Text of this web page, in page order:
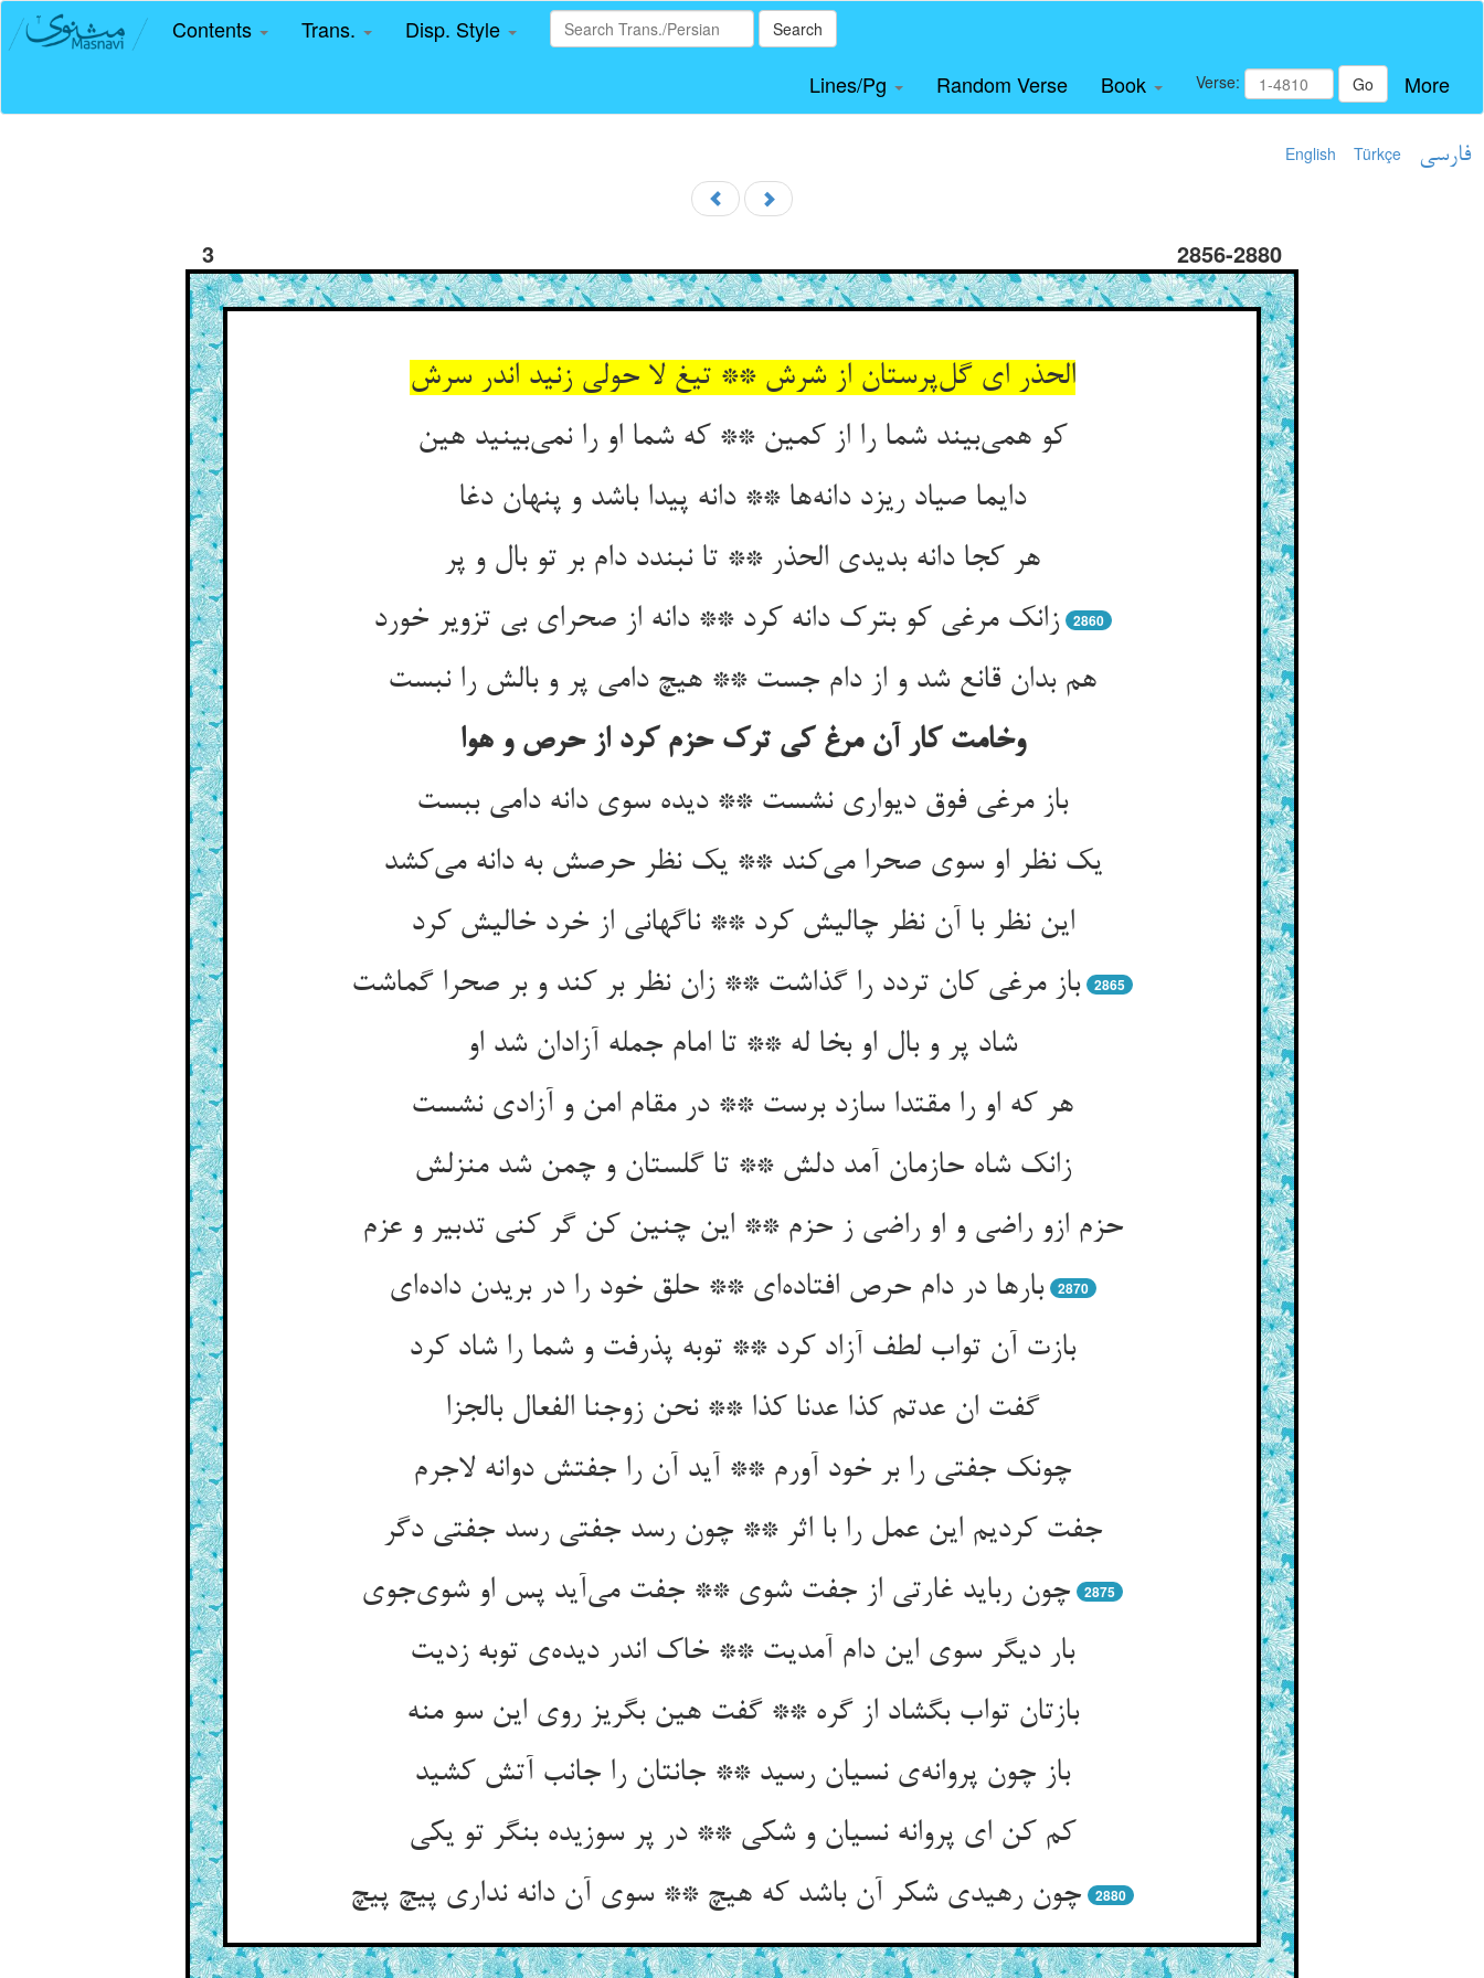
Contents Trans. Disp. Style Search
Lines/Pg Random Verse Book Verse: Go More
English Türkçe فارسی
3 2856-2880
الحذر ای گل‌پرستان از شرش ** تیغ لا حولی زنید اندر سرش
کو همی‌بیند شما را از کمین ** که شما او را نمی‌بینید هین
دایما صیاد ریزد دانه‌ها ** دانه پیدا باشد و پنهان دغا
هر کجا دانه بدیدی الحذر ** تا نبندد دام بر تو بال و پر
زانک مرغی کو بترک دانه کرد ** دانه از صحرای بی تزویر خورد
2860
هم بدان قانع شد و از دام جست ** هیچ دامی پر و بالش را نبست
وخامت کار آن مرغ کی ترک حزم کرد از حرص و هوا
باز مرغی فوق دیواری نشست ** دیده سوی دانه دامی ببست
یک نظر او سوی صحرا می‌کند ** یک نظر حرصش به دانه می‌کشد
این نظر با آن نظر چالیش کرد ** ناگهانی از خرد خالیش کرد
باز مرغی کان تردد را گذاشت ** زان نظر بر کند و بر صحرا گماشت
2865
شاد پر و بال او بخا له ** تا امام جمله آزادان شد او
هر که او را مقتدا سازد برست ** در مقام امن و آزادی نشست
زانک شاه حازمان آمد دلش ** تا گلستان و چمن شد منزلش
حزم ازو راضی و او راضی ز حزم ** این چنین کن گر کنی تدبیر و عزم
بارها در دام حرص افتاده‌ای ** حلق خود را در بریدن داده‌ای
2870
بازت آن تواب لطف آزاد کرد ** توبه پذرفت و شما را شاد کرد
گفت ان عدتم کذا عدنا کذا ** نحن زوجنا الفعال بالجزا
چونک جفتی را بر خود آورم ** آید آن را جفتش دوانه لاجرم
جفت کردیم این عمل را با اثر ** چون رسد جفتی رسد جفتی دگر
چون رباید غارتی از جفت شوی ** جفت می‌آید پس او شوی‌جوی
2875
بار دیگر سوی این دام آمدیت ** خاک اندر دیده‌ی توبه زدیت
بازتان تواب بگشاد از گره ** گفت هین بگریز روی این سو منه
باز چون پروانه‌ی نسیان رسید ** جانتان را جانب آتش کشید
کم کن ای پروانه نسیان و شکی ** در پر سوزیده بنگر تو یکی
چون رهیدی شکر آن باشد که هیچ ** سوی آن دانه نداری پیچ پیچ
2880